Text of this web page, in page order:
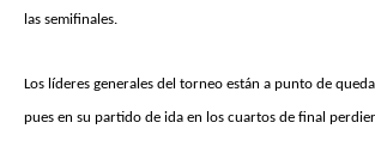
las semifinales.
Los líderes generales del torneo están a punto de
pues en su partido de ida en los cuartos de final